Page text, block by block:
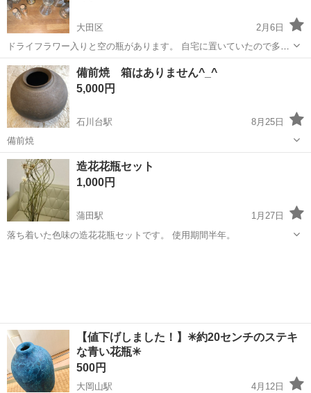
大田区
2月6日
ドライフラワー入りと空の瓶があります。 自宅に置いていたので多少
汚れはありますが、洗えば綺麗に使えると思います。 花瓶やインテリ
アにいかがでしょうか。 なるべく早く取りに来られる方優先です。
東京 大田区 インテリア雑貨/小物
備前焼 箱はありません^_^
5,000円
石川台駅
8月25日
備前焼
東京 大田区 石川台駅 インテリア雑貨/小物
造花花瓶セット
1,000円
蒲田駅
1月27日
落ち着いた色味の造花花瓶セットです。 使用期間半年。
【値下げしました！】✳︎約20センチのステキ
な青い花瓶✳︎
500円
大岡山駅
4月12日